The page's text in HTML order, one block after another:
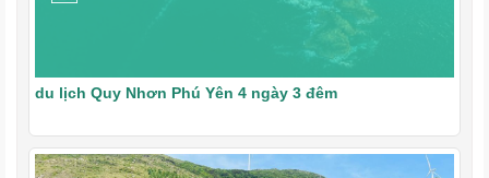
du lịch Quy Nhơn Phú Yên 4 ngày 3 đêm